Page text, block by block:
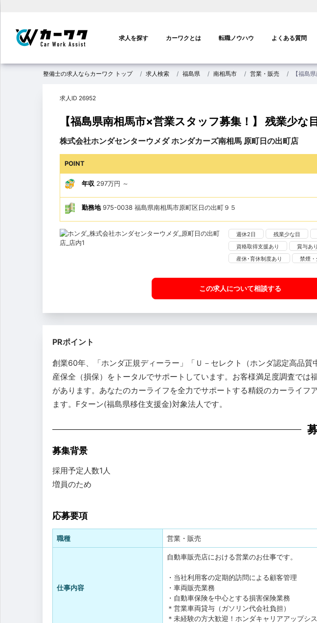
ン
ビ
ゲ
ン
求人を探す カーワクとは 転職ノウハウ よくある質問
整備士の求人ならカーワク トップ 求人検索 福島県 南相馬市 営業・販売 【福島
求人ID 26952
【福島県南相馬市×営業スタッフ募集！】 残業少な
株式会社ホンダセンターウメダ ホンダカーズ南相馬 原町日の出町店
POINT
年収 297万円 ～
勤務地975-0038 福島県南相馬市原町区日の出町９５
週休2日 残業少な目
資格取得支援あり
賞与あり
産休･育休制度あり
禁煙
この求人について相談する
PRポイント
創業60年、「ホンダ正規ディーラー」「Ｕ－セレクト（ホンダ認定高品
産保全（損保）をトータルでサポートしています。お客様満足度調査で
があります。あなたのカーライフを全力でサポートする精鋭のカーライ
ます。Fターン(福島県移住支援金)対象法人です。
募集背景
採用予定人数1人
増員のため
応募要項
職種 営業・販売
仕事内容
自動車販売店における営業のお仕事です。
・当社利用客の定期的訪問による顧客管理
・車両販売業務
・自動車保険を中心とする損害保険業務
＊営業車両貸与（ガソリン代会社負担）
＊未経験の方大歓迎！ホンダキャリアアップシ